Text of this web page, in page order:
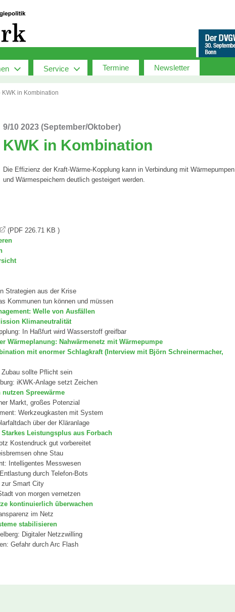
Service Termine Newsletter
KWK in Kombination
9/10 2023 (September/Oktober)
KWK in Kombination
Die Effizienz der Kraft-Wärme-Kopplung kann in Verbindung mit Wärmepumpen
und Wärmespeichern deutlich gesteigert werden.
(PDF 226.71 KB )
Strategien aus der Krise
Kommunen tun können und müssen
Welle von Ausfällen
Klimaneutralität
In Haßfurt wird Wasserstoff greifbar
Wärmeplanung: Nahwärmenetz mit Wärmepumpe
mit enormer Schlagkraft (Interview mit Björn Schreinermacher,
sollte Pflicht sein
iKWK-Anlage setzt Zeichen
Spreewärme
Markt, großes Potenzial
Werkzeugkasten mit System
über der Kläranlage
Leistungsplus aus Forbach
Kostendruck gut vorbereitet
ohne Stau
Intelligentes Messwesen
durch Telefon-Bots
Smart City
von morgen vernetzen
kontinuierlich überwachen
im Netz
stabilisieren
Digitaler Netzzwilling
Gefahr durch Arc Flash